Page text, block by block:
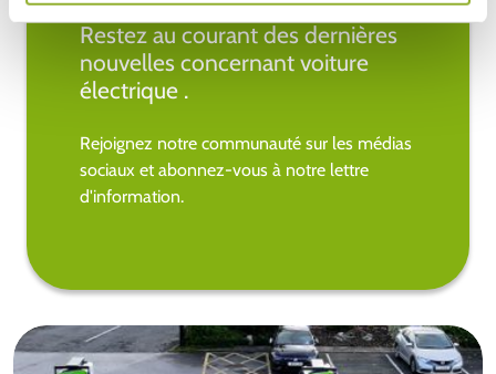
Restez au courant des dernières
nouvelles concernant voiture
électrique .
Rejoignez notre communauté sur les médias
sociaux et abonnez-vous à notre lettre
d'information.